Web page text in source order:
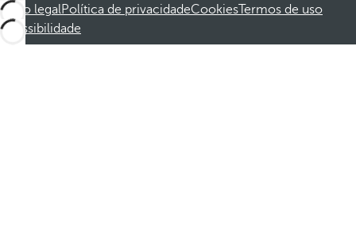
Aviso legalPolítica de privacidadeCookiesTermos de uso
Acessibilidade